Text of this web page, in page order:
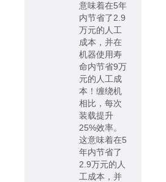
意味着在5年
内节省了2.9
万元的人工
成本，并在
机器使用寿
命内节省9万
元的人工成
本！缠绕机
相比，每次
装载提升
25%效率。
这意味着在5
年内节省了
2.9万元的人
工成本，并